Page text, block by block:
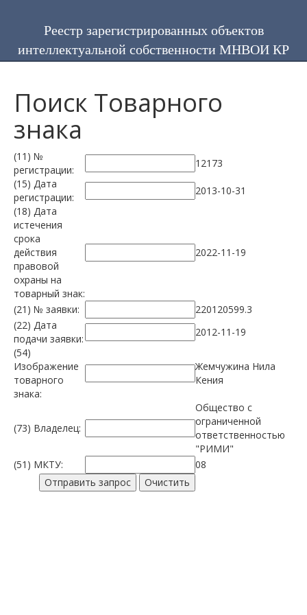
Реестр зарегистрированных объектов
интеллектуальной собственности МНВОИ КР
Поиск Товарного
знака
(11) №
регистрации:
12173
(15) Дата
регистрации:
2013-10-31
(18) Дата
истечения
срока
действия
правовой
охраны на
товарный знак:
2022-11-19
(21) № заявки:
220120599.3
(22) Дата
подачи заявки:
2012-11-19
(54)
Изображение
товарного
знака:
Жемчужина Нила
Кения
(73) Владелец:
Общество с
ограниченной
ответственностью
"РИМИ"
(51) МКТУ:
08